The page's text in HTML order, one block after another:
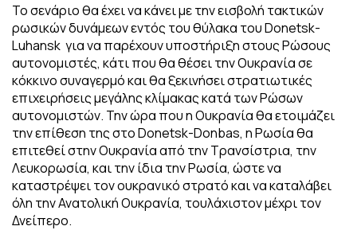
Το σενάριο θα έχει να κάνει με την εισβολή τακτικών
ρωσικών δυνάμεων εντός του θύλακα του Donetsk-
Luhansk για να παρέχουν υποστήριξη στους Ρώσους
αυτονομιστές, κάτι που θα θέσει την Ουκρανία σε
κόκκινο συναγερμό και θα ξεκινήσει στρατιωτικές
επιχειρήσεις μεγάλης κλίμακας κατά των Ρώσων
αυτονομιστών. Την ώρα που η Ουκρανία θα ετοιμάζει
την επίθεση της στο Donetsk-Donbas, η Ρωσία θα
επιτεθεί στην Ουκρανία από την Τρανσίστρια, την
Λευκορωσία, και την ίδια την Ρωσία, ώστε να
καταστρέψει τον ουκρανικό στρατό και να καταλάβει
όλη την Ανατολική Ουκρανία, τουλάχιστον μέχρι τον
Δνείπερο.